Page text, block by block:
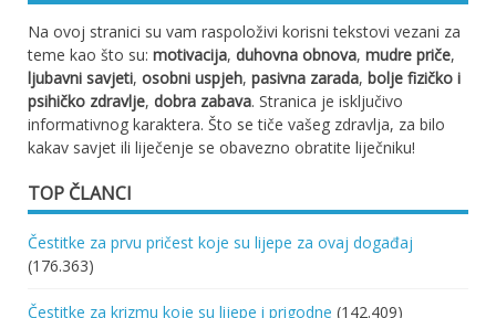
Na ovoj stranici su vam raspoloživi korisni tekstovi vezani za
teme kao što su: motivacija, duhovna obnova, mudre priče,
ljubavni savjeti, osobni uspjeh, pasivna zarada, bolje fizičko i
psihičko zdravlje, dobra zabava. Stranica je isključivo
informativnog karaktera. Što se tiče vašeg zdravlja, za bilo
kakav savjet ili liječenje se obavezno obratite liječniku!
TOP ČLANCI
Čestitke za prvu pričest koje su lijepe za ovaj događaj
(176.363)
Čestitke za krizmu koje su lijepe i prigodne (142.409)